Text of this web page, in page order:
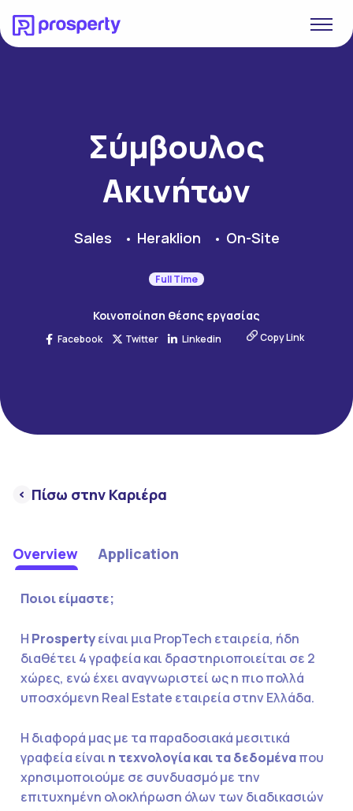
Σύμβουλος
Ακινήτων
Full Time
Sales Heraklion On-Site
Κοινοποίηση θέσης εργασίας
Facebook Twitter Linkedin Copy Link
Πίσω στην Καριέρα
Overview Application
Ποιοι είμαστε;
Η Prospertyείναι μια PropTech εταιρεία, ήδη
διαθέτει 4 γραφεία και δραστηριοποιείται σε 2
χώρες, ενώ έχει αναγνωριστεί ως η πιο πολλά
υποσχόμενη Real Estate εταιρεία στην Ελλάδα.
Η διαφορά μας με τα παραδοσιακά μεσιτικά
γραφεία είναι η τεχνολογία και τα δεδομέναπου
χρησιμοποιούμε σε συνδυασμό με την
επιτυχημένη ολοκλήρωση όλων των διαδικασιών